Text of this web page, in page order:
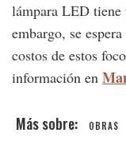
lámpara LED tiene
embargo, se
costos de estos
información en
OBRAS